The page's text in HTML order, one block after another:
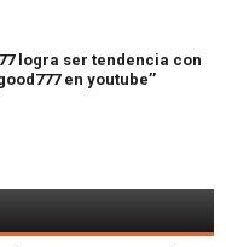
logra ser tendencia con
en youtube’’